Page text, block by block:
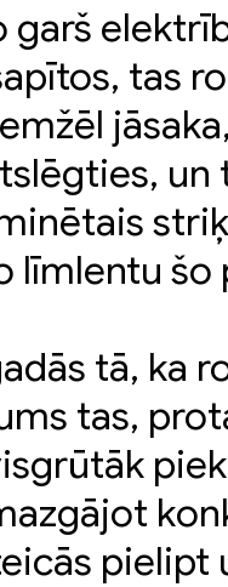
garš
tas
līmlentu
tā, ka
tas,
pielipt